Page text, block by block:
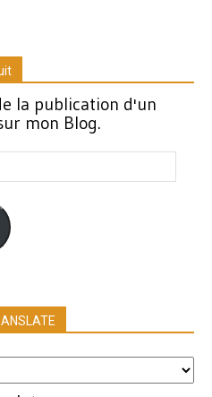
la publication d'un
mon Blog.